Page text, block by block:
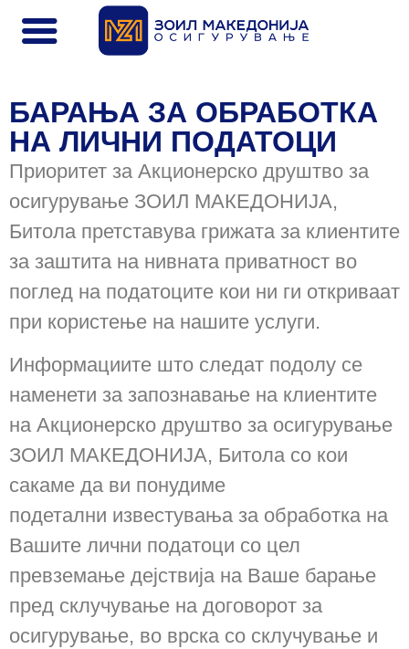
БАРАЊА ЗА ОБРАБОТКА
НА ЛИЧНИ ПОДАТОЦИ
Приоритет за Акционерско друштво за
осигурување ЗОИЛ МАКЕДОНИЈА,
Битола претставува грижата за клиентите
за заштита на нивната приватност во
поглед на податоците кои ни ги откриваат
при користење на нашите услуги.
Информациите што следат подолу се
наменети за запознавање на клиентите
на Акционерско друштво за осигурување
ЗОИЛ МАКЕДОНИЈА, Битола со кои
сакаме да ви понудиме
подетални известувања за обработка на
Вашите лични податоци со цел
превземање дејствија на Ваше барање
пред склучување на договорот за
осигурување, во врска со склучување и